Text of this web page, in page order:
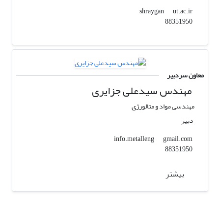
shraygan
ut.ac.ir
88351950
معاون سردبیر
مهندس سیدعلی جزایری
مهندسی مواد و متالورژی
دبیر
info.metalleng
gmail.com
88351950
بیشتر